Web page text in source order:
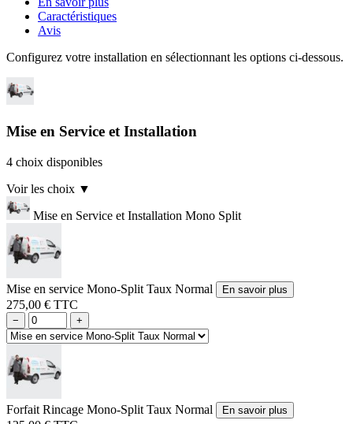
Caractéristiques
Avis
Configurez votre installation en sélectionnant les options ci-dessous.
Mise en Service et Installation
4 choix disponibles
Voir les choix ▼
Mise en Service et Installation Mono Split
Mise en service Mono-Split Taux Normal En savoir plus
275,00 € TTC
− +
Forfait Rincage Mono-Split Taux Normal En savoir plus